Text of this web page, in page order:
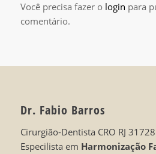
Você precisa fazer o login para
comentário.
Dr. Fabio Barros
Cirurgião-Dentista CRO RJ 31728
Especilista em Harmonização